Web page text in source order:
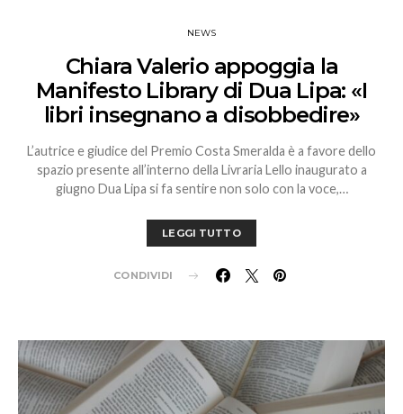
NEWS
Chiara Valerio appoggia la
Manifesto Library di Dua Lipa: «I
libri insegnano a disobbedire»
L’autrice e giudice del Premio Costa Smeralda è a favore dello
spazio presente ​​all’interno della Livraria Lello inaugurato a
giugno Dua Lipa si fa sentire non solo con la voce,…
LEGGI TUTTO
CONDIVIDI